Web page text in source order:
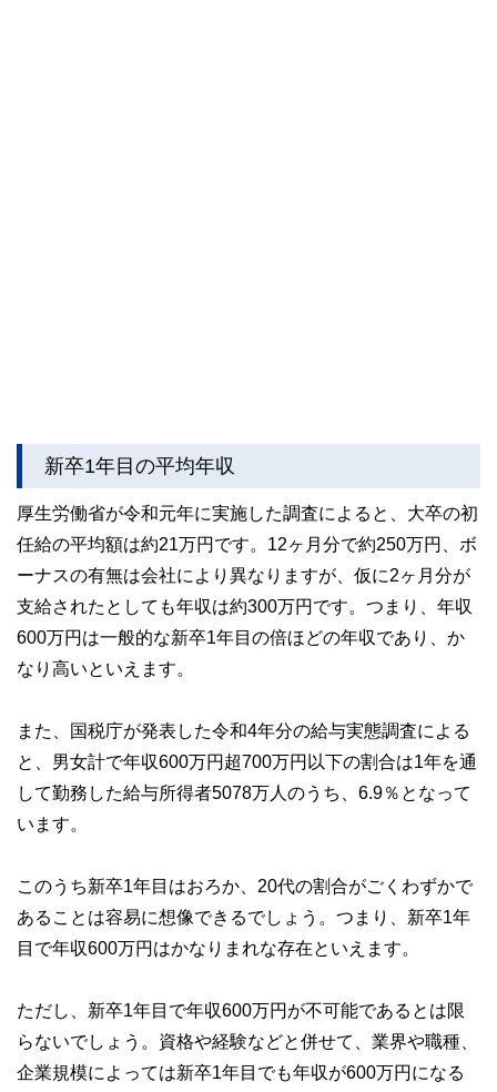
新卒1年目の平均年収
厚生労働省が令和元年に実施した調査によると、大卒の初
任給の平均額は約21万円です。12ヶ月分で約250万円、ボ
ーナスの有無は会社により異なりますが、仮に2ヶ月分が
支給されたとしても年収は約300万円です。つまり、年収
600万円は一般的な新卒1年目の倍ほどの年収であり、か
なり高いといえます。
また、国税庁が発表した令和4年分の給与実態調査による
と、男女計で年収600万円超700万円以下の割合は1年を通
して勤務した給与所得者5078万人のうち、6.9％となって
います。
このうち新卒1年目はおろか、20代の割合がごくわずかで
あることは容易に想像できるでしょう。つまり、新卒1年
目で年収600万円はかなりまれな存在といえます。
ただし、新卒1年目で年収600万円が不可能であるとは限
らないでしょう。資格や経験などと併せて、業界や職種、
企業規模によっては新卒1年目でも年収が600万円になる